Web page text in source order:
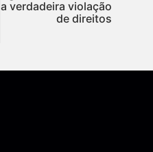
a verdadeira violação
de direitos